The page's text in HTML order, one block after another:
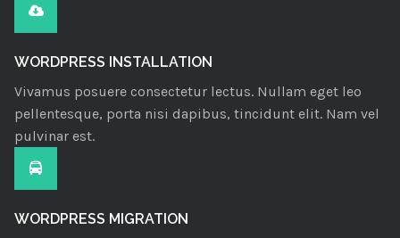
WORDPRESS INSTALLATION
Vivamus posuere consectetur lectus. Nullam eget leo
pellentesque, porta nisi dapibus, tincidunt elit. Nam vel
pulvinar est.
WORDPRESS MIGRATION